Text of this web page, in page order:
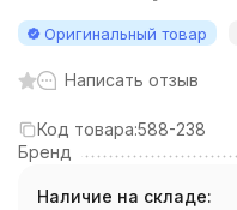
Оригинальный товар
Написать отзыв
Код товара:588-238
Бренд
Наличие на складе: